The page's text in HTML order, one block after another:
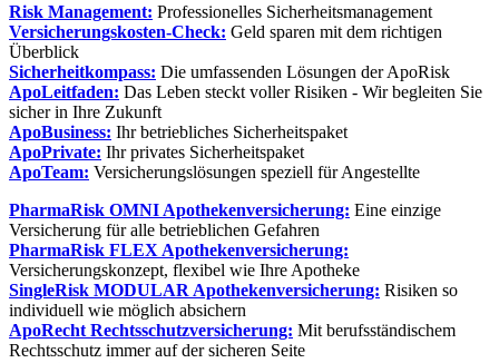
Risk Management: Professionelles Sicherheitsmanagement
Versicherungskosten-Check: Geld sparen mit dem richtigen
Überblick
Sicherheitkompass: Die umfassenden Lösungen der ApoRisk
ApoLeitfaden: Das Leben steckt voller Risiken - Wir begleiten Sie
sicher in Ihre Zukunft
ApoBusiness: Ihr betriebliches Sicherheitspaket
ApoPrivate: Ihr privates Sicherheitspaket
ApoTeam: Versicherungslösungen speziell für Angestellte
PharmaRisk OMNI Apothekenversicherung: Eine einzige
Versicherung für alle betrieblichen Gefahren
PharmaRisk FLEX Apothekenversicherung:
Versicherungskonzept, flexibel wie Ihre Apotheke
SingleRisk MODULAR Apothekenversicherung: Risiken so
individuell wie möglich absichern
ApoRecht Rechtsschutzversicherung: Mit berufsständischem
Rechtsschutz immer auf der sicheren Seite